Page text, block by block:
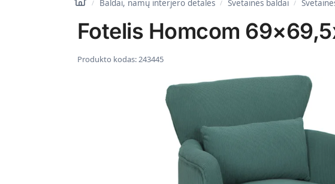
/ Baldai, namų interjero detalės / Svetainės baldai /
Fotelis Homcom
Produkto kodas:243445